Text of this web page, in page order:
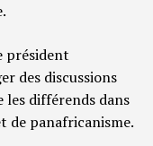
président
des discussions
les différends dans
de panafricanisme.